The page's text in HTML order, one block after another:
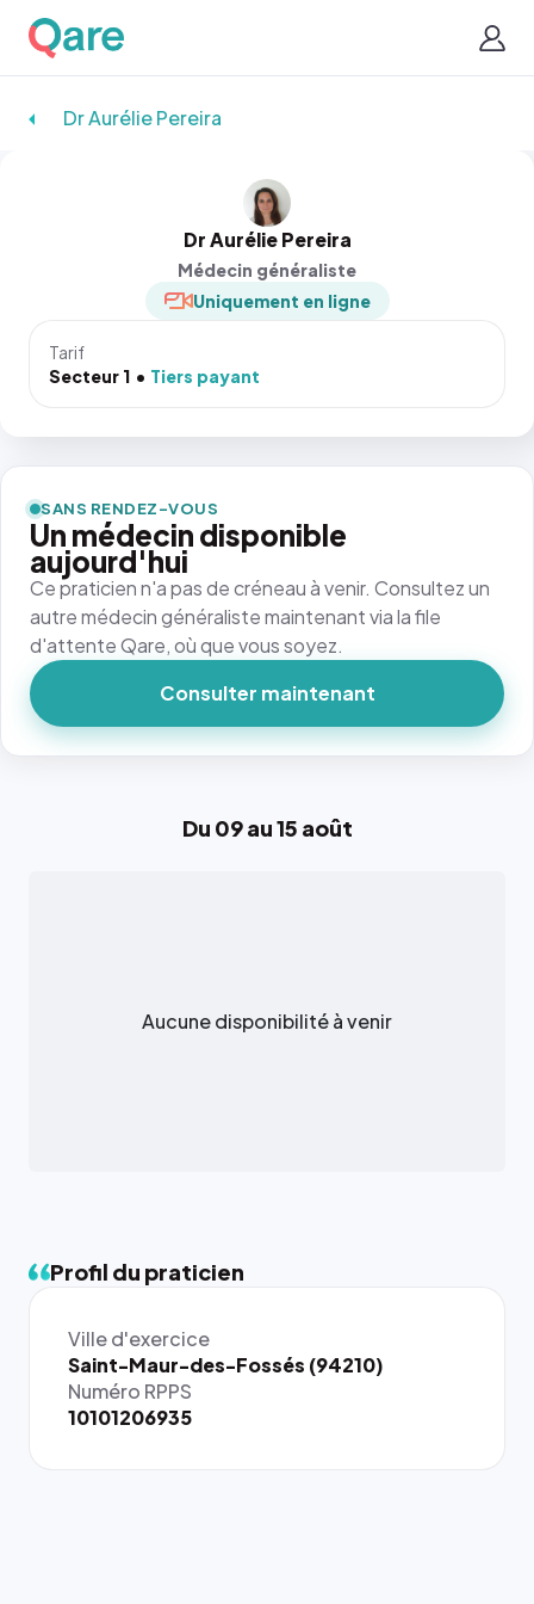
Dr Aurélie Pereira
Dr Aurélie Pereira
Médecin généraliste
Uniquement en ligne
Tarif
Secteur 1
Tiers payant
Du 09 au 15 août
Aucune disponibilité à venir
Profil du praticien
Ville d'exercice
Saint-Maur-des-Fossés (94210)
Numéro RPPS
10101206935
SANS RENDEZ-VOUS
Un médecin disponible
aujourd'hui
Ce praticien n'a pas de créneau à venir. Consultez un
autre médecin généraliste maintenant via la file
d'attente Qare, où que vous soyez.
Consulter maintenant
{# 40×40
: la taille
rendue par
`.profile-